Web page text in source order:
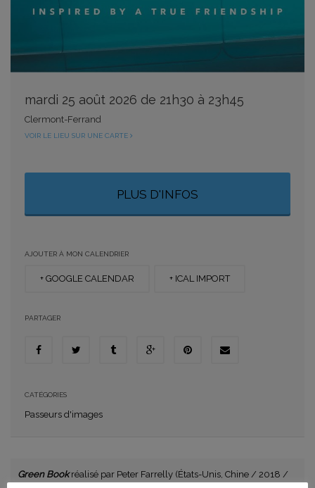
mardi 25 août 2026 de 21h30 à 23h45
Clermont-Ferrand
VOIR LE LIEU SUR UNE CARTE
PLUS D'INFOS
AJOUTER À MON CALENDRIER
+ GOOGLE CALENDAR + ICAL IMPORT
PARTAGER
CATÉGORIES
Passeurs d'images
Green Bookréalisé par Peter Farrelly (États-Unis, Chine / 2018 /